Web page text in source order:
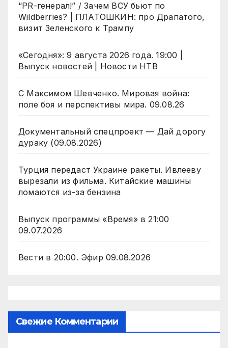
“PR-генерал!” / Зачем ВСУ бьют по
Wildberries? | ПЛАТОШКИН: про Драпатого,
визит Зеленского к Трампу
«Сегодня»: 9 августа 2026 года. 19:00 |
Выпуск новостей | Новости НТВ
С Максимом Шевченко. Мировая война:
поле боя и перспективы мира. 09.08.26
Документальный спецпроект — Дай дорогу
дураку (09.08.2026)
Турция передаст Украине ракеты. Ивлееву
вырезали из фильма. Китайские машины
ломаются из-за бензина
Выпуск программы «Время» в 21:00
09.07.2026
Вести в 20:00. Эфир 09.08.2026
Свежие Комментарии